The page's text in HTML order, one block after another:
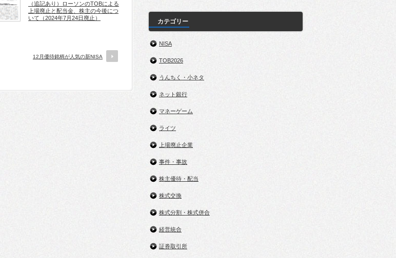
（追記あり）ローソンのTOBによる
上場廃止と配当金、株主の今後につ
いて（2024年7月24日廃止）
12月優待銘柄が人気の新NISA
カテゴリー
NISA
TOB2026
うんちく・小ネタ
ネット銀行
マネーゲーム
ライツ
上場廃止企業
事件・事故
株主優待・配当
株式交換
株式分割・株式併合
経営統合
証券取引所